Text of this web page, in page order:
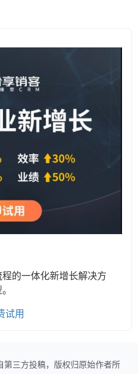
的一体化新增长解决方
试用
第三方投稿，版权归原始作者所